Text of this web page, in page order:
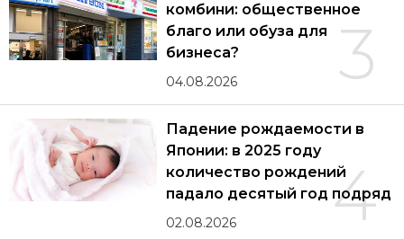
3
комбини: общественное
благо или обуза для
бизнеса?
04.08.2026
4
Падение рождаемости в
Японии: в 2025 году
количество рождений
падало десятый год подряд
02.08.2026